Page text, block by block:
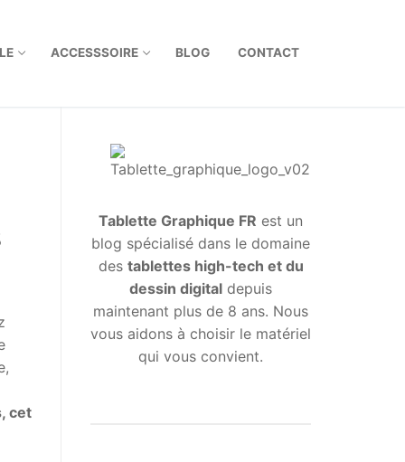
ACCESSSOIRE BLOG CONTACT
cet
Tablette Graphique FR est un
blog spécialisé dans le domaine
des tablettes high-tech et du
dessin digital depuis
maintenant plus de 8 ans. Nous
vous aidons à choisir le matériel
qui vous convient.